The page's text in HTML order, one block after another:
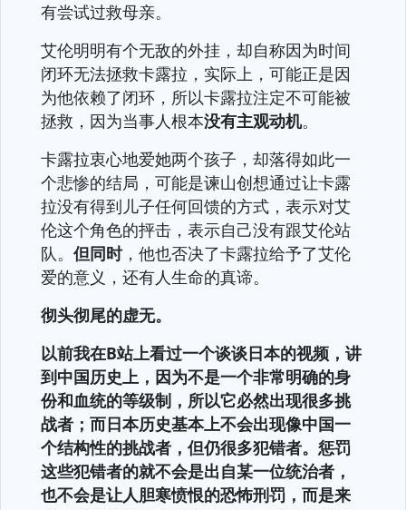
有尝试过救母亲。
艾伦明明有个无敌的外挂，却自称因为时间
闭环无法拯救卡露拉，实际上，可能正是因
为他依赖了闭环，所以卡露拉注定不可能被
拯救，因为当事人根本没有主观动机。
卡露拉衷心地爱她两个孩子，却落得如此一
个悲惨的结局，可能是谏山创想通过让卡露
拉没有得到儿子任何回馈的方式，表示对艾
伦这个角色的抨击，表示自己没有跟艾伦站
队。 但同时，他也否决了卡露拉给予了艾伦
爱的意义，还有人生命的真谛。
彻头彻尾的虚无。
以前我在B站上看过一个谈谈日本的视频，讲
到中国历史上，因为不是一个非常明确的身
份和血统的等级制，所以它必然出现很多挑
战者；而日本历史基本上不会出现像中国一
个结构性的挑战者，但仍很多犯错者。惩罚
这些犯错者的就不会是出自某一位统治者，
也不会是让人胆寒愤恨的恐怖刑罚，而是来